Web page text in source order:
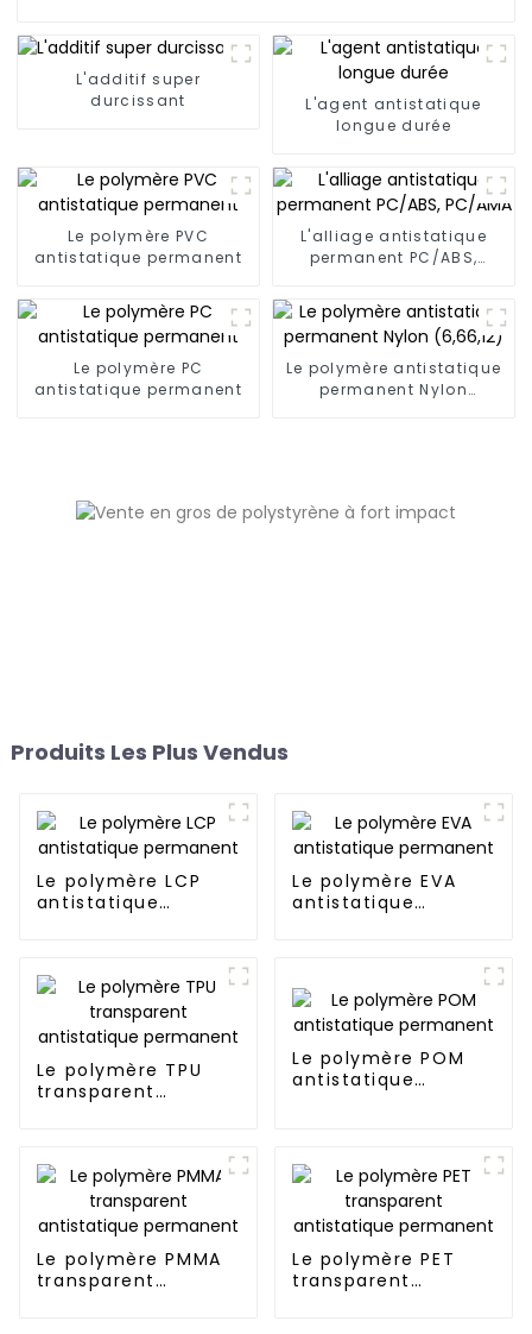
L'additif super
durcissant
L'agent antistatique
longue durée
Le polymère PVC
antistatique permanent
L'alliage antistatique
permanent PC/ABS,
Le polymère PC
antistatique permanent
Le polymère antistatique
permanent Nylon
Produits Les Plus Vendus
Le polymère LCP
antistatique
Le polymère EVA
antistatique
Le polymère TPU
transparent
Le polymère POM
antistatique
Le polymère PMMA
transparent
Le polymère PET
transparent